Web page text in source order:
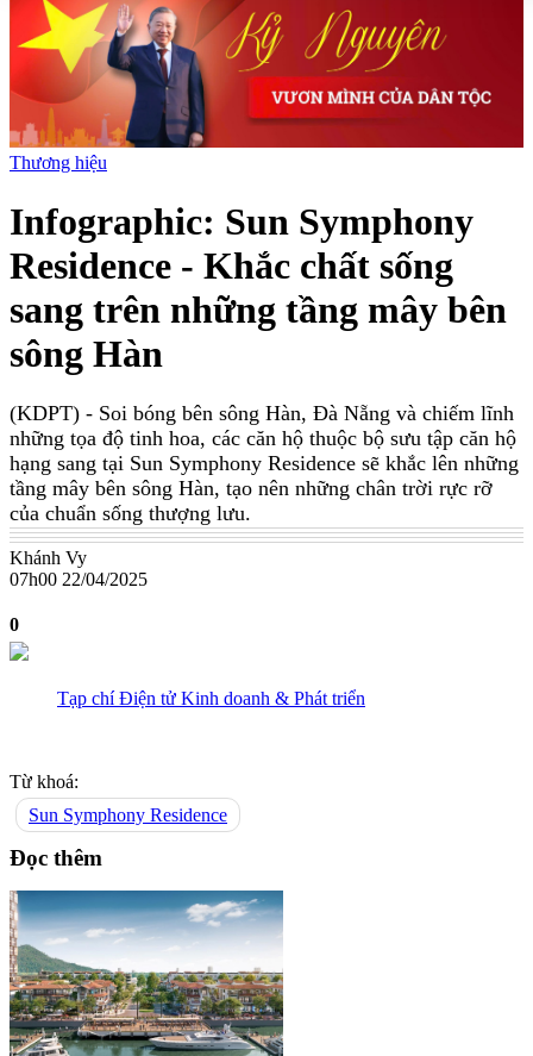
Thương hiệu
Infographic: Sun Symphony
Residence - Khắc chất sống
sang trên những tầng mây bên
sông Hàn
(KDPT) - Soi bóng bên sông Hàn, Đà Nẵng và chiếm lĩnh
những tọa độ tinh hoa, các căn hộ thuộc bộ sưu tập căn hộ
hạng sang tại Sun Symphony Residence sẽ khắc lên những
tầng mây bên sông Hàn, tạo nên những chân trời rực rỡ
của chuẩn sống thượng lưu.
Khánh Vy
07h00 22/04/2025
0
Tạp chí Điện tử Kinh doanh & Phát triển
Từ khoá:
Sun Symphony Residence
Đọc thêm